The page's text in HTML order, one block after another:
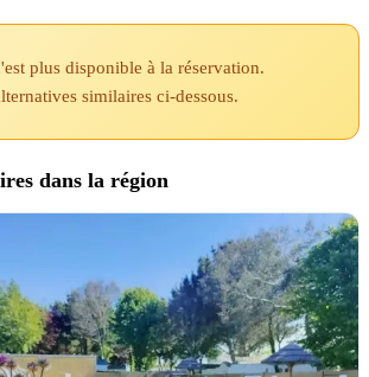
plus disponible à la réservation.
similaires ci-dessous.
dans la région